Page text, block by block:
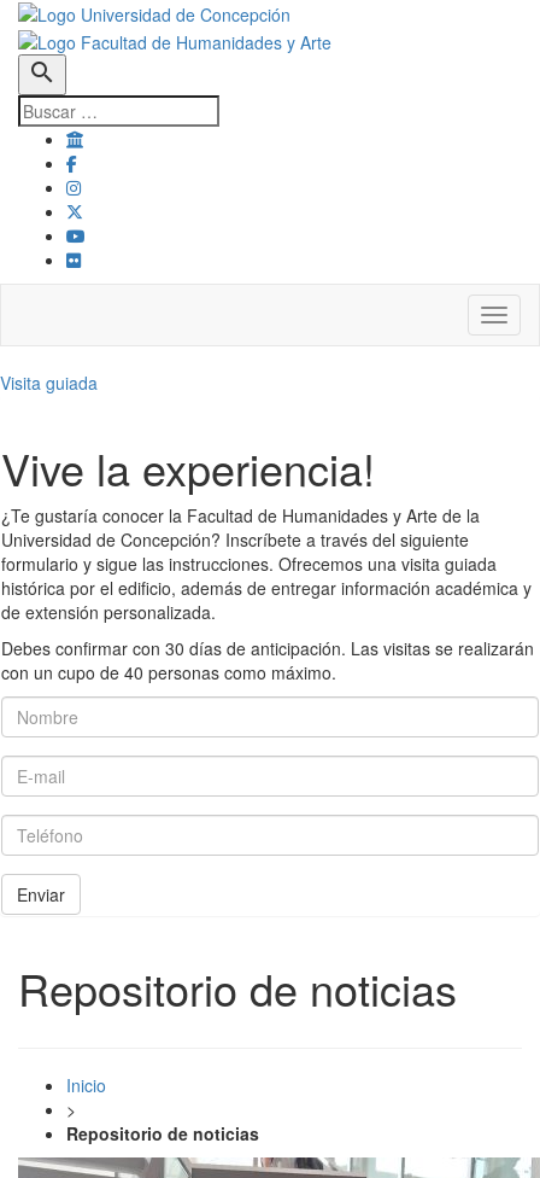
search
Visita guiada
Vive la experiencia!
¿Te gustaría conocer la Facultad de Humanidades y Arte de la
Universidad de Concepción? Inscríbete a través del siguiente
formulario y sigue las instrucciones. Ofrecemos una visita guiada
histórica por el edificio, además de entregar información académica y
de extensión personalizada.
Debes confirmar con 30 días de anticipación. Las visitas se realizarán
con un cupo de 40 personas como máximo.
Nombre
E-mail
Teléfono
Enviar
Repositorio de noticias
Inicio
>
Repositorio de noticias